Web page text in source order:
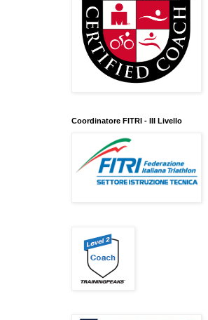
Coordinatore FITRI - III Livello